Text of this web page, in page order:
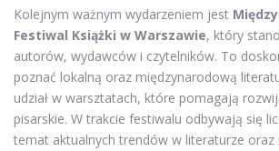
Kolejnym ważnym wydarzeniem jest
Festiwal Książki w Warszawie, który
autorów, wydawców i czytelników. To
poznać lokalną oraz międzynarodową
udział w warsztatach, które pomagają
pisarskie. W trakcie festiwalu odbywają się
temat aktualnych trendów w literaturze oraz